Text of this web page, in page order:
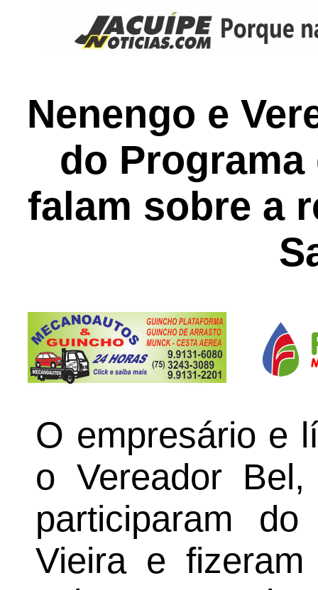
Nenengo e
do
falam sobre a
O empresário e
o Vereador
participaram
Vieira e